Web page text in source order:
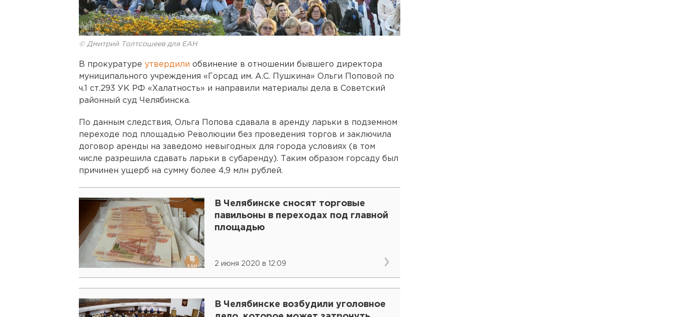
© Дмитрий Толтсошеев для ЕАН
В прокуратуре утвердили обвинение в отношении бывшего директора
муниципального учреждения «Горсад им. А.С. Пушкина» Ольги Поповой по
ч.1 ст.293 УК РФ «Халатность» и направили материалы дела в Советский
районный суд Челябинска.
По данным следствия, Ольга Попова сдавала в аренду ларьки в подземном
переходе под площадью Революции без проведения торгов и заключила
договор аренды на заведомо невыгодных для города условиях (в том
числе разрешила сдавать ларьки в субаренду). Таким образом горсаду был
причинен ущерб на сумму более 4,9 млн рублей.
В Челябинске сносят торговые
павильоны в переходах под главной
площадью
2 июня 2020 в 12:09
В Челябинске возбудили уголовное